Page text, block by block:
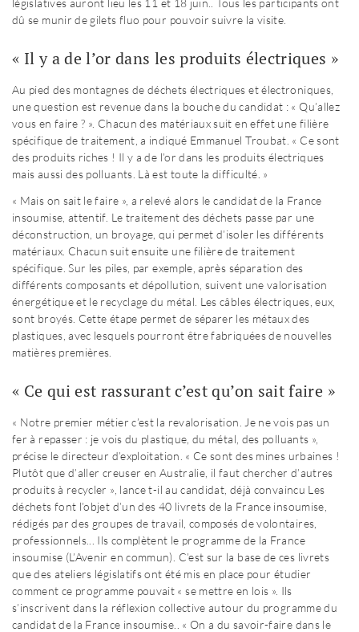
dû se munir de gilets fluo pour pouvoir suivre la visite.
« Il y a de l’or dans les produits électriques »
Au pied des montagnes de déchets électriques et électroniques,
une question est revenue dans la bouche du candidat : « Qu’allez
vous en faire ? ». Chacun des matériaux suit en effet une filière
spécifique de traitement, a indiqué Emmanuel Troubat. « Ce sont
des produits riches ! Il y a de l’or dans les produits électriques
mais aussi des polluants. Là est toute la difficulté. »
« Mais on sait le faire », a relevé alors le candidat de la France
insoumise, attentif. Le traitement des déchets passe par une
déconstruction, un broyage, qui permet d’isoler les différents
matériaux. Chacun suit ensuite une filière de traitement
spécifique. Sur les piles, par exemple, après séparation des
différents composants et dépollution, suivent une valorisation
énergétique et le recyclage du métal. Les câbles électriques, eux,
sont broyés. Cette étape permet de séparer les métaux des
plastiques, avec lesquels pourront être fabriquées de nouvelles
matières premières.
« Ce qui est rassurant c’est qu’on sait faire »
« Notre premier métier c’est la revalorisation. Je ne vois pas un
fer à repasser : je vois du plastique, du métal, des polluants »,
précise le directeur d’exploitation. « Ce sont des mines urbaines !
Plutôt que d’aller creuser en Australie, il faut chercher d’autres
produits à recycler », lance t-il au candidat, déjà convaincu Les
déchets font l’objet d’un des 40 livrets de la France insoumise,
rédigés par des groupes de travail, composés de volontaires,
professionnels... Ils complètent le programme de la France
insoumise (L’Avenir en commun). C’est sur la base de ces livrets
que des ateliers législatifs ont été mis en place pour étudier
comment ce programme pouvait « se mettre en lois ». Ils
s’inscrivent dans la réflexion collective autour du programme du
candidat de la France insoumise.
. « On a du savoir-faire dans le